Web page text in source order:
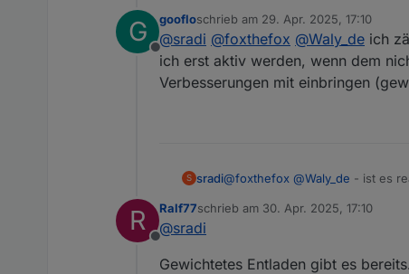
Für mich wäre das Auslesen
kommen, tiefer in das Thema
Über eine kurze Rückmeldung
G
Offline
goofloschrieb am 29. Apr. 2025, 17:10
zuletzt editiert von
@sradi @foxthefox @Waly_de ich
ich erst aktiv werden, wenn dem
Verbesserungen mit einbringen
S sradi@foxthefox @Waly_de - ist es
Für mich wäre das Auslesen
R
Offline
Ralf77schrieb am 30. Apr. 2025, 17:10
zuletzt editiert von
@sradi
Gewichtetes Entladen gibt es